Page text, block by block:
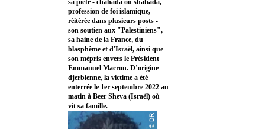
profession de foi islamique,
réitérée dans plusieurs posts -
son soutien aux "Palestiniens",
sa haine de la France, du
blasphème et d'Israël, ainsi que
son mépris envers le Président
Emmanuel Macron. D’origine
djerbienne, la victime a été
enterrée le 1er septembre 2022 au
matin à Beer Sheva (Israël) où
vit sa famille.